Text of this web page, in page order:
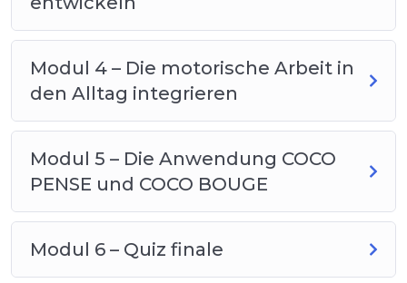
Modul 4 – Die motorische Arbeit in
den Alltag integrieren
Modul 5 – Die Anwendung COCO
PENSE und COCO BOUGE
Modul 6 – Quiz finale